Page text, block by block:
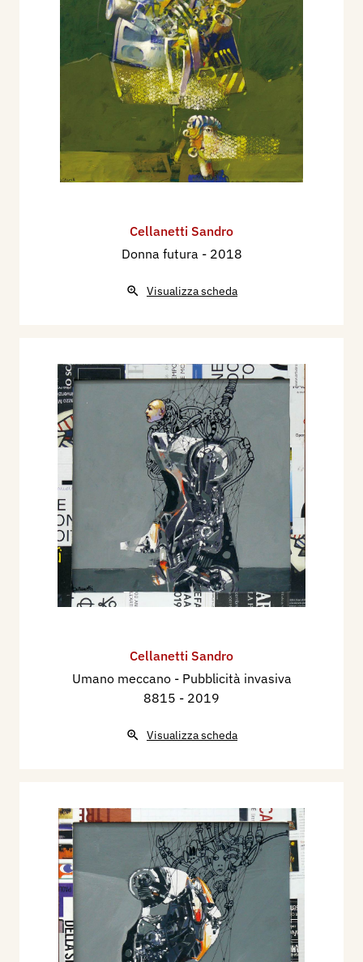
Cellanetti Sandro
Donna futura - 2018
Visualizza scheda
Cellanetti Sandro
Umano meccano - Pubblicità invasiva
8815 - 2019
Visualizza scheda